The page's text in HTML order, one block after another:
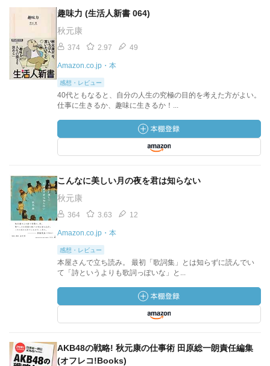
趣味力 (生活人新書 064)
秋元康
374 2.97 49
Amazon.co.jp・本
感想・レビュー
40代ともなると、自分の人生の究極の目的を考えた方がよい。
仕事に生きるか、趣味に生きるか！...
こんなに美しい月の夜を君は知らない
秋元康
364 3.63 12
Amazon.co.jp・本
感想・レビュー
本屋さんで立ち読み。 最初「歌詞集」とは知らずに読んでい
て「詩というよりも歌詞っぽいな」と...
AKB48の戦略! 秋元康の仕事術 田原総一朗責任編集
(オフレコ!Books)